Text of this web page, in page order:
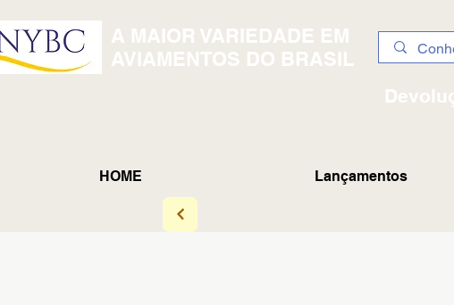
A MAIOR VARIEDADE EM
AVIAMENTOS DO BRASIL
HOME Lançamentos